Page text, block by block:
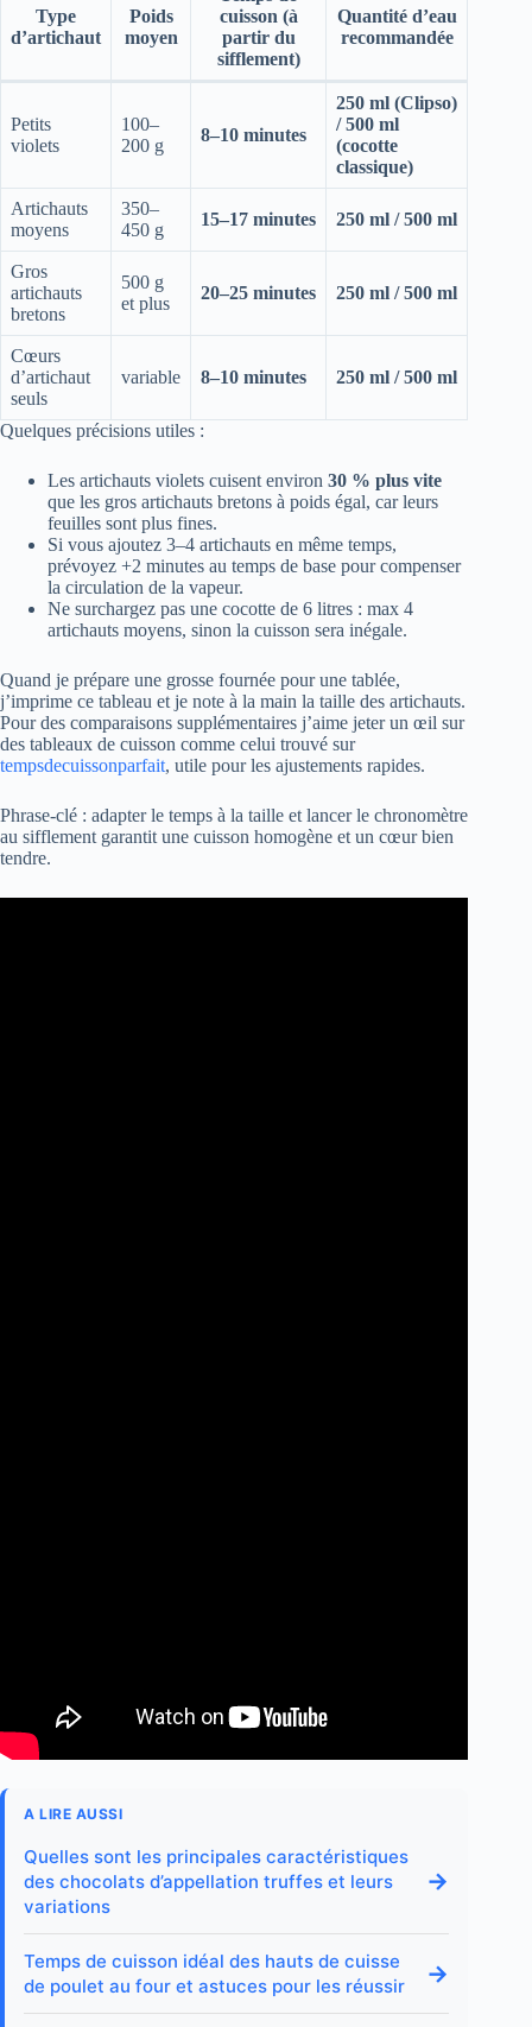
Type
d’artichaut
Poids
moyen
cuisson (à
partir du
sifflement)
Quantité d’eau
recommandée
Petits
violets
100–
200 g
8–10 minutes
250 ml (Clipso)
/ 500 ml
(cocotte
classique)
Artichauts
moyens
350–
450 g
15–17 minutes 250 ml / 500 ml
Gros
artichauts
bretons
500 g
et plus
20–25 minutes 250 ml / 500 ml
Cœurs
d’artichaut
seuls
variable 8–10 minutes 250 ml / 500 ml
Quelques précisions utiles :
Les artichauts violets cuisent environ 30 % plus vite
que les gros artichauts bretons à poids égal, car leurs
feuilles sont plus fines.
Si vous ajoutez 3–4 artichauts en même temps,
prévoyez +2 minutes au temps de base pour compenser
la circulation de la vapeur.
Ne surchargez pas une cocotte de 6 litres : max 4
artichauts moyens, sinon la cuisson sera inégale.
Quand je prépare une grosse fournée pour une tablée,
j’imprime ce tableau et je note à la main la taille des artichauts.
Pour des comparaisons supplémentaires j’aime jeter un œil sur
des tableaux de cuisson comme celui trouvé sur
tempsdecuissonparfait, utile pour les ajustements rapides.
Phrase-clé : adapter le temps à la taille et lancer le chronomètre
au sifflement garantit une cuisson homogène et un cœur bien
tendre.
A LIRE AUSSI
Quelles sont les principales caractéristiques
des chocolats d’appellation truffes et leurs
variations
→
Temps de cuisson idéal des hauts de cuisse
de poulet au four et astuces pour les réussir
→